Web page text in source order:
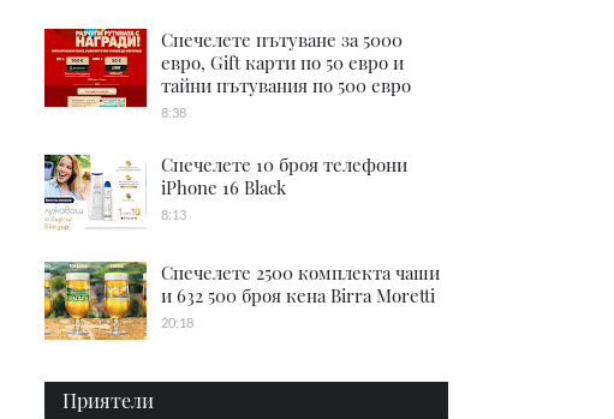
Спечелете пътуване за 5000
евро, Gift карти по 50 евро и
тайни пътувания по 500 евро
8:38
Спечелете 10 броя телефони
iPhone 16 Black
8:13
Спечелете 2500 комплекта чаши
и 632 500 броя кена Birra Moretti
20:18
Приятели